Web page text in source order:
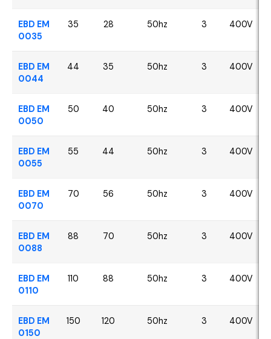
EBD EM
0035
35 28 50hz 3 400V
EBD EM
0044
44 35 50hz 3 400V
EBD EM
0050
50 40 50hz 3 400V
EBD EM
0055
55 44 50hz 3 400V
EBD EM
0070
70 56 50hz 3 400V
EBD EM
0088
88 70 50hz 3 400V
EBD EM
0110
110 88 50hz 3 400V
EBD EM
0150
150 120 50hz 3 400V